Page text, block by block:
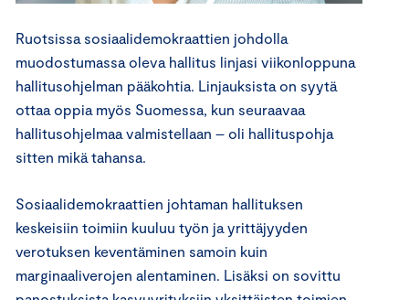
Ruotsissa sosiaalidemokraattien johdolla
muodostumassa oleva hallitus linjasi viikonloppuna
hallitusohjelman pääkohtia. Linjauksista on syytä
ottaa oppia myös Suomessa, kun seuraavaa
hallitusohjelmaa valmistellaan – oli hallituspohja
sitten mikä tahansa.
Sosiaalidemokraattien johtaman hallituksen
keskeisiin toimiin kuuluu työn ja yrittäjyyden
verotuksen keventäminen samoin kuin
marginaaliverojen alentaminen. Lisäksi on sovittu